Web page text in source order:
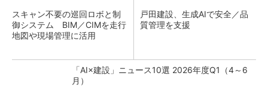
スキャン不要の巡回ロボと制
御システム BIM／CIMを走行
地図や現場管理に活用
戸田建設、生成AIで安全／品
質管理を支援
「AI×建設」ニュース10選 2026年度Q1（4～6
月）